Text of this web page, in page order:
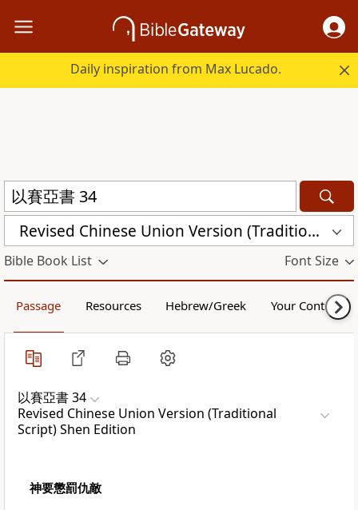
Daily inspiration from Max Lucado.
Revised Chinese Union Version (Traditional Script) Shen Edition (RCU17TS)
Bible Book List Font Size
Passage Resources Hebrew/Greek Your Content
以賽亞書 34
Revised Chinese Union Version (Traditional
Script) Shen Edition
神要懲罰仇敵